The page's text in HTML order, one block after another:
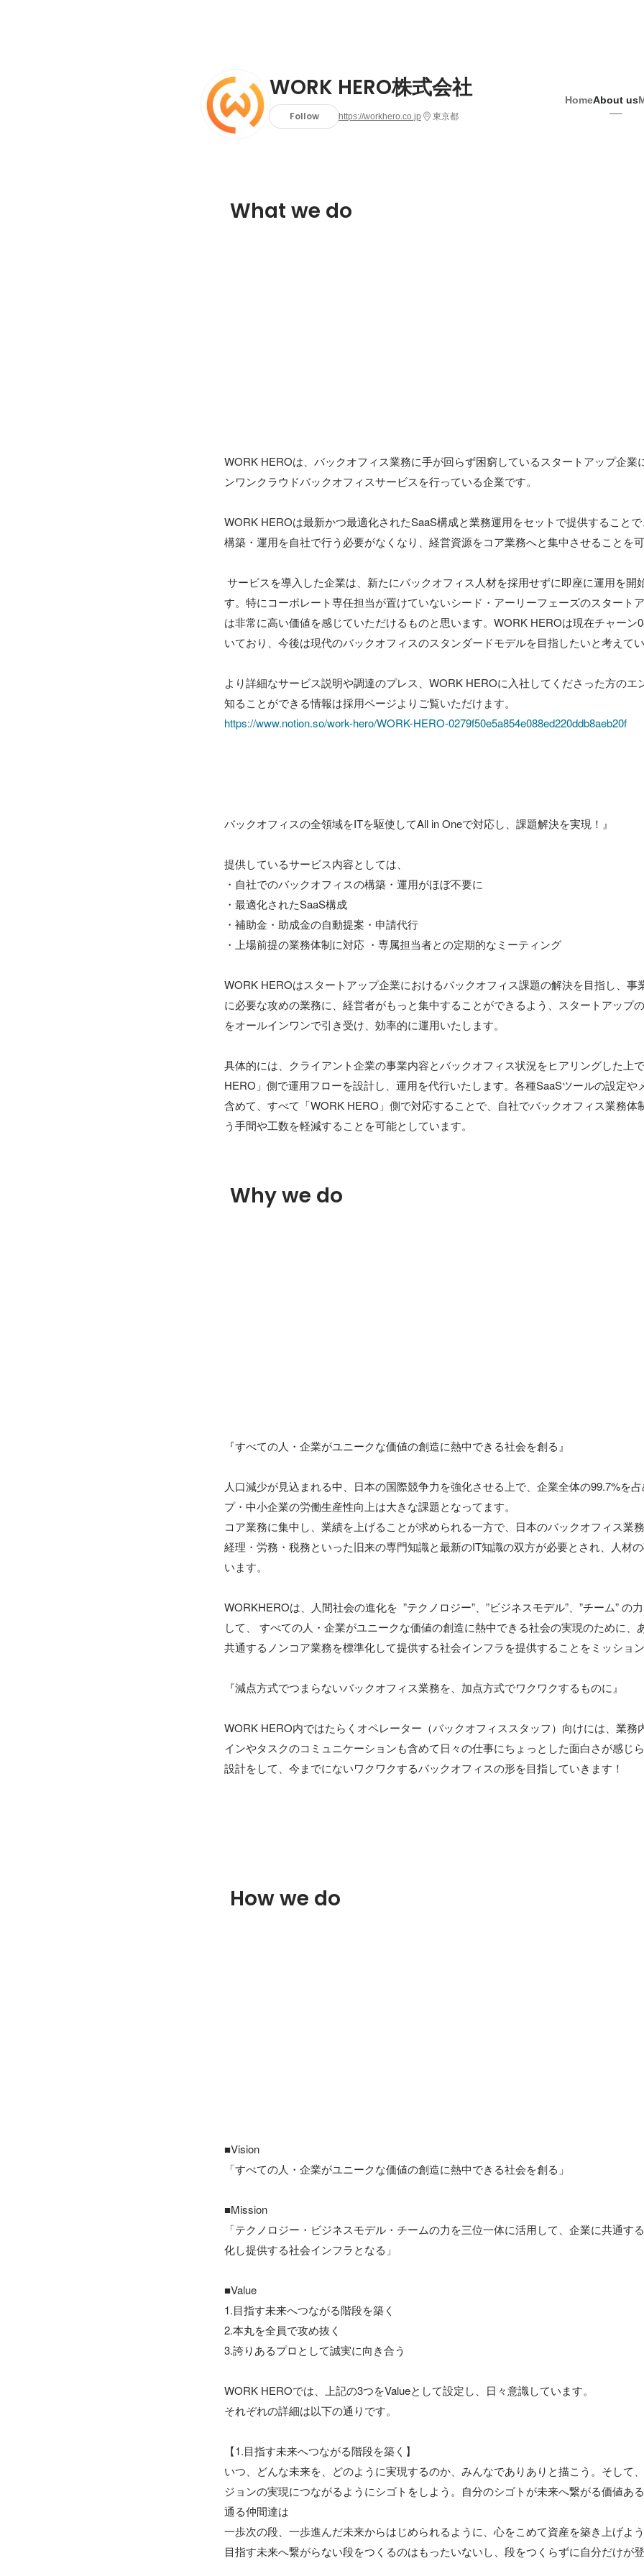
WORK HERO株式会社
Follow https://workhero.co.jp 東京都
HomeAbout us
What we do
WORK HEROは、バックオフィス業務に手が回らず困窮しているスタートアップ企業
ンワンクラウドバックオフィスサービスを行っている企業です。
WORK HEROは最新かつ最適化されたSaaS構成と業務運用をセットで提供すること
構築・運用を自社で行う必要がなくなり、経営資源をコア業務へと集中させることを可
す。特にコーポレート専任担当が置けていないシード・アーリーフェーズのスタート
は非常に高い価値を感じていただけるものと思います。WORK HEROは現在チャーン
いており、今後は現代のバックオフィスのスタンダードモデルを目指したいと考えてい
より詳細なサービス説明や調達のプレス、WORK HEROに入社してくださった方のエ
https://www.notion.so/work-hero/WORK-HERO-0279f50e5a854e088ed220ddb8aeb20f
バックオフィスの全領域をITを駆使してAll in Oneで対応し、課題解決を実現！』
提供しているサービス内容としては、
・自社でのバックオフィスの構築・運用がほぼ不要に
・最適化されたSaaS構成
・補助金・助成金の自動提案・申請代行
・上場前提の業務体制に対応 ・専属担当者との定期的なミーティング
WORK HEROはスタートアップ企業におけるバックオフィス課題の解決を目指し、事
に必要な攻めの業務に、経営者がもっと集中することができるよう、スタートアップ
をオールインワンで引き受け、効率的に運用いたします。
具体的には、クライアント企業の事業内容とバックオフィス状況をヒアリングした上
HERO」側で運用フローを設計し、運用を代行いたします。各種SaaSツールの設定や
含めて、すべて「WORK HERO」側で対応することで、自社でバックオフィス業務体
Why we do
『すべての人・企業がユニークな価値の創造に熱中できる社会を創る』
人口減少が見込まれる中、日本の国際競争力を強化させる上で、企業全体の99.7%を
プ・中小企業の労働生産性向上は大きな課題となってます。
コア業務に集中し、業績を上げることが求められる一方で、日本のバックオフィス業務
経理・労務・税務といった旧来の専門知識と最新のIT知識の双方が必要とされ、人材
います。
WORKHEROは、人間社会の進化を  ”テクノロジー”、”ビジネスモデル”、”チーム” の
して、 すべての人・企業がユニークな価値の創造に熱中できる社会の実現のために、
共通するノンコア業務を標準化して提供する社会インフラを提供することをミッション
『減点方式でつまらないバックオフィス業務を、加点方式でワクワクするものに』
WORK HERO内ではたらくオペレーター（バックオフィススタッフ）向けには、業務
インやタスクのコミュニケーションも含めて日々の仕事にちょっとした面白さが感じ
設計をして、今までにないワクワクするバックオフィスの形を目指していきます！
How we do
■Vision
「すべての人・企業がユニークな価値の創造に熱中できる社会を創る」
■Mission
「テクノロジー・ビジネスモデル・チームの力を三位一体に活用して、企業に共通す
化し提供する社会インフラとなる」
■Value
1.目指す未来へつながる階段を築く
2.本丸を全員で攻め抜く
3.誇りあるプロとして誠実に向き合う
WORK HEROでは、上記の3つをValueとして設定し、日々意識しています。
それぞれの詳細は以下の通りです。
【1.目指す未来へつながる階段を築く】
いつ、どんな未来を、どのように実現するのか、みんなでありありと描こう。そして
ジョンの実現につながるようにシゴトをしよう。自分のシゴトが未来へ繋がる価値あ
通る仲間達は
一歩次の段、一歩進んだ未来からはじめられるように、心をこめて資産を築き上げよう
目指す未来へ繋がらない段をつくるのはもったいないし、段をつくらずに自分だけが登